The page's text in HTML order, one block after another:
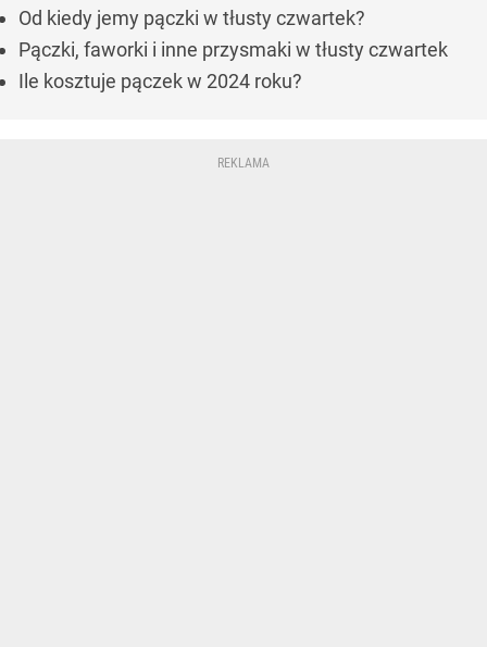
Od kiedy jemy pączki w tłusty czwartek?
Pączki, faworki i inne przysmaki w tłusty czwartek
Ile kosztuje pączek w 2024 roku?